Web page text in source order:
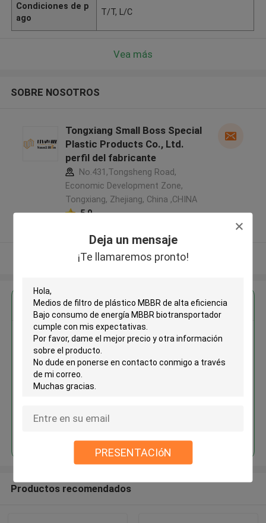
Deja un mensaje
¡Te llamaremos pronto!
PRESENTACIóN
Condiciones de p
ago
T/T, L/C
Vea más
SOBRE NOSOTROS
Tongxiang Small Boss Special
Plastic Products Co., Ltd.
perfil del fabricante
No.431,Tongsheng Road,
Economic Development Zone,
Tongxiang, Zhejiang, China ,CHINA
5.0
Vea más
Obtenga el mejor precio por
Medios de filtro de plástico
MBBR de alta eficiencia Bajo
consumo de energía MBBR
Productos recomendados